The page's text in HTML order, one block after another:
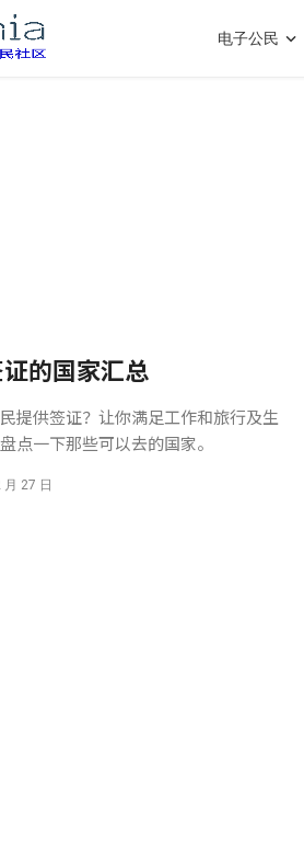
电子公民
的国家汇总
提供签证？让你满足工作和旅行及生
点一下那些可以去的国家。
27 日